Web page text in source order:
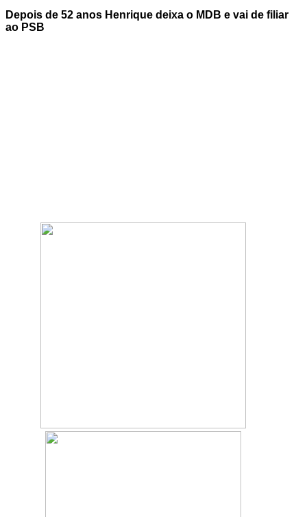
Depois de 52 anos Henrique deixa o MDB e vai de filiar
ao PSB